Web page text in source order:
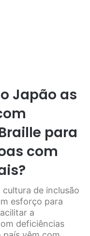
Japão as
para
com
de inclusão
esforço para
a
deficiências